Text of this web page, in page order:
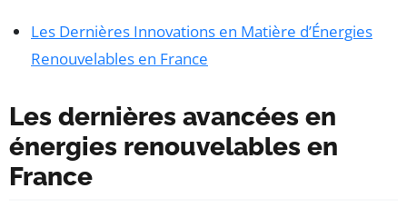
Les Dernières Innovations en Matière d’Énergies
Renouvelables en France
Les dernières avancées en
énergies renouvelables en
France